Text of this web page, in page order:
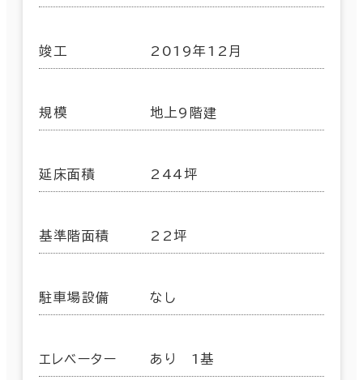
竣工 2019年12月
規模 地上9階建
延床面積 244坪
基準階面積 22坪
駐車場設備 なし
エレベーター あり 1基